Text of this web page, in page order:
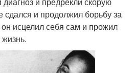
сдался и продолжил борьбу за
исцелил себя сам и прожил